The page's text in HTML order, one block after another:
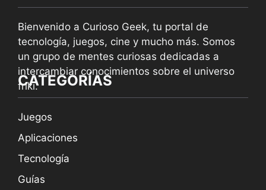
Bienvenido a Curioso Geek, tu portal de
tecnología, juegos, cine y mucho más. Somos
un grupo de mentes curiosas dedicadas a
intercambiar conocimientos sobre el universo
friki.
CATEGORÍAS
Juegos
Aplicaciones
Tecnología
Guías